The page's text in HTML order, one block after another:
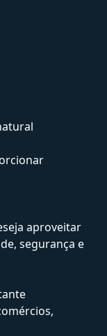
aproveitar
segurança e